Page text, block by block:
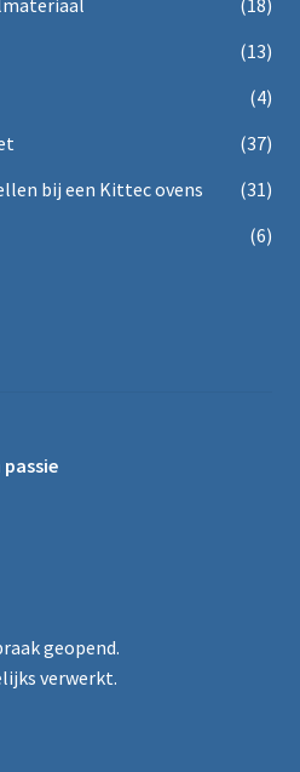
(18)
(13)
(4)
(37)
bij een Kittec ovens
(31)
(6)
geopend.
verwerkt.